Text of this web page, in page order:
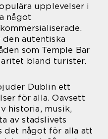
upplevelser i
något
den autentiska
som Temple Bar
bland turister.
Dublin ett
för alla. Oavsett
historia, musik,
av stadslivets
det något för alla att